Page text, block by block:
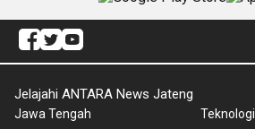
Jelajahi ANTARA News Jateng
Jawa Tengah
Teknologi